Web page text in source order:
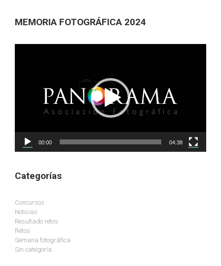
MEMORIA FOTOGRÁFICA 2024
00:00 04:38
Categorías
Concursos
Noticias
Resultado retos
Retos
Semana fotográfica
Sin categoría